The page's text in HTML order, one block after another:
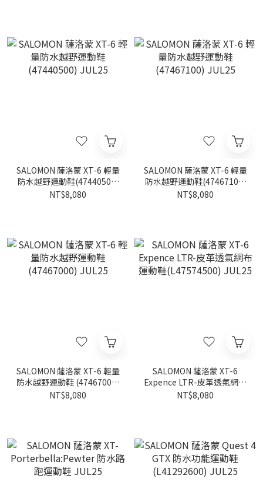
SALOMON 薩洛蒙 XT-6 輕量
防水越野運動鞋(47440500)
JUL25
NT$8,080
SALOMON 薩洛蒙 XT-6 輕量
防水越野運動鞋(47467100)
JUL25
NT$8,080
SALOMON 薩洛蒙 XT-6 輕量
防水越野運動鞋 (47467000)
JUL25
NT$8,080
SALOMON 薩洛蒙 XT-6
Expence LTR-皮革透氣網布
NT$8,080